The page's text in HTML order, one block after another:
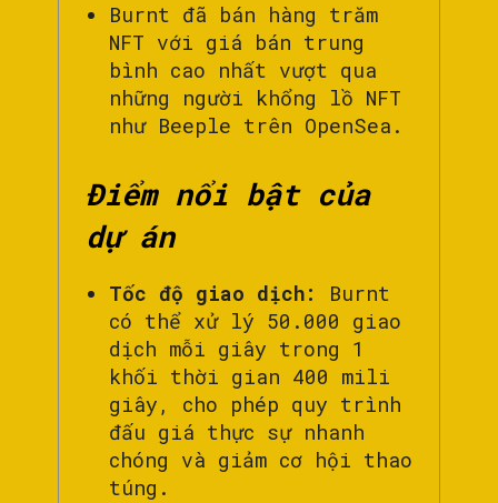
Burnt đã bán hàng trăm
NFT với giá bán trung
bình cao nhất vượt qua
những người khổng lồ NFT
như Beeple trên OpenSea.
Điểm nổi bật của
dự án
Tốc độ giao dịch: Burnt
có thể xử lý 50.000 giao
dịch mỗi giây trong 1
khối thời gian 400 mili
giây, cho phép quy trình
đấu giá thực sự nhanh
chóng và giảm cơ hội thao
túng.